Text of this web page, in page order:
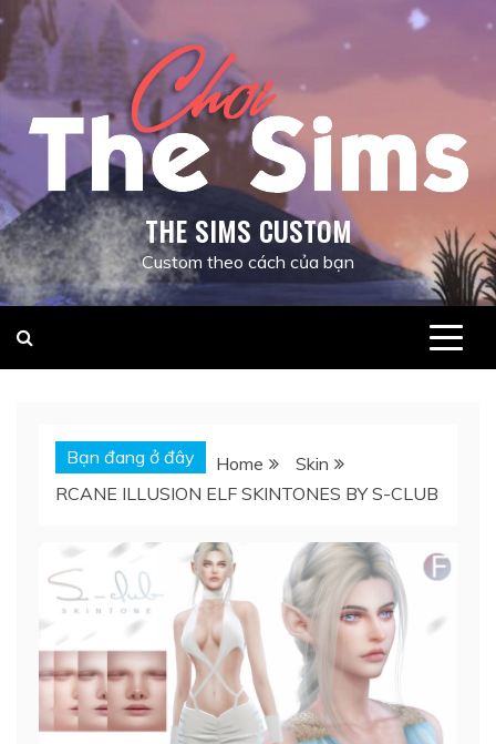
Skip
to
content
THE SIMS CUSTOM
Custom theo cách của bạn
Bạn đang ở đây Home
Skin
RCANE ILLUSION ELF SKINTONES BY S-CLUB